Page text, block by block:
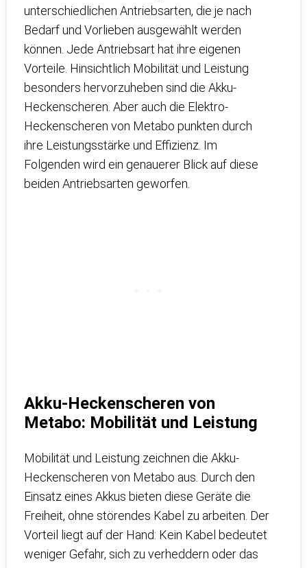
unterschiedlichen Antriebsarten, die je nach
Bedarf und Vorlieben ausgewählt werden
können. Jede Antriebsart hat ihre eigenen
Vorteile. Hinsichtlich Mobilität und Leistung
besonders hervorzuheben sind die Akku-
Heckenscheren. Aber auch die Elektro-
Heckenscheren von Metabo punkten durch
ihre Leistungsstärke und Effizienz. Im
Folgenden wird ein genauerer Blick auf diese
beiden Antriebsarten geworfen.
Akku-Heckenscheren von
Metabo: Mobilität und Leistung
Mobilität und Leistung zeichnen die Akku-
Heckenscheren von Metabo aus. Durch den
Einsatz eines Akkus bieten diese Geräte die
Freiheit, ohne störendes Kabel zu arbeiten. Der
Vorteil liegt auf der Hand: Kein Kabel bedeutet
weniger Gefahr, sich zu verheddern oder das